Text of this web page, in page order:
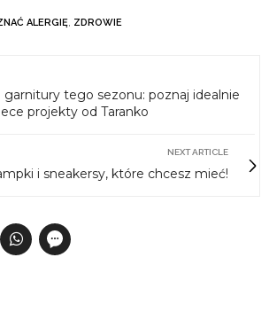
ALERGIĘ, ZDROWIE
garnitury tego sezonu: poznaj idealnie
projekty od Taranko
NEXT ARTICLE
i sneakersy, które chcesz mieć!